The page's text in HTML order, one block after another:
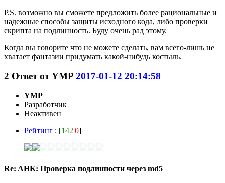
P.S. возможно вы сможете предложить более рациональные и
надежные способы защиты исходного кода, либо проверки
скрипта на подлинность. Буду очень рад этому.
Когда вы говорите что не можете сделать, вам всего-лишь не
хватает фантазии придумать какой-нибудь костыль.
2 Ответ отYMP 2017-01-12 20:14:58
YMP
Разработчик
Неактивен
Рейтинг : [142|0]
Re: AHK: Проверка подлинности через md5